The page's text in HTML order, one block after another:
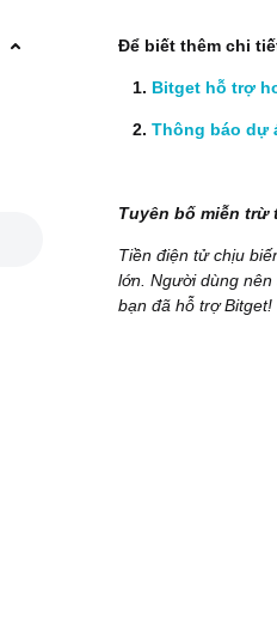
Để biết thêm chi
Bitget hỗ trợ
Thông báo dự
Tuyên bố miễn trừ
Tiền điện tử chịu
lớn. Người dùng
bạn đã hỗ trợ Bitget!